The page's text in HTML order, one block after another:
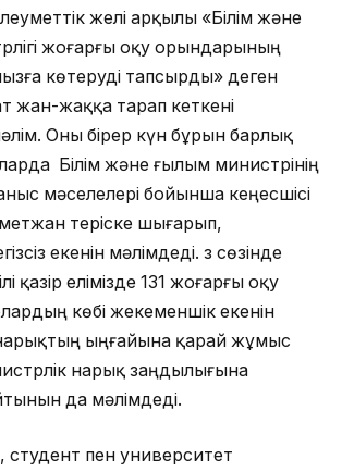
желі арқылы «Білім және
жоғарғы оқу орындарының
көтеруді тапсырды» деген
жан-жаққа тарап кеткені
Оны бірер күн бұрын барлық
Білім және ғылым министрінің
мәселелері бойынша кеңесшісі
теріске шығарып,
екенін мәлімдеді. Өз сөзінде
қазір елімізде 131 жоғарғы оқу
көбі жекеменшік екенін
ыңғайына қарай жұмыс
нарық заңдылығына
да мәлімдеді.
пен университет